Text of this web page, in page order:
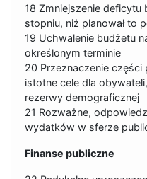
18 Zmniejszenie
stopniu, niż planował to
19 Uchwalenie budżetu
określonym terminie
20 Przeznaczenie
istotne cele dla
rezerwy demograficznej
21 Rozważne,
wydatków w sferze
Finanse publiczne